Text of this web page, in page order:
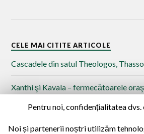
CELE MAI CITITE ARTICOLE
Cascadele din satul Theologos,
Xanthi şi Kavala – fermecătoarele
Pentru noi, confidențialitatea
Noi și partenerii noștri utilizăm